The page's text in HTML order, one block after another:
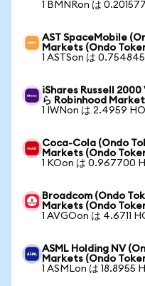
1 BMNRon は
AST SpaceMobile
Markets (Ondo
1 ASTSon は
iShares Russell 2000
ら Robinhood
1 IWNon は 2.4959
Coca-Cola (Ondo
Markets (Ondo
1 KOon は 0.967700
Broadcom (Ondo
Markets (Ondo
1 AVGOon は 4.6711
ASML Holding NV
Markets (Ondo
1 ASMLon は 18.8955